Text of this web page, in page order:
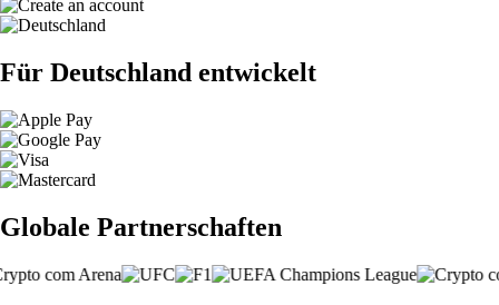
Für Deutschland entwickelt
Globale Partnerschaften